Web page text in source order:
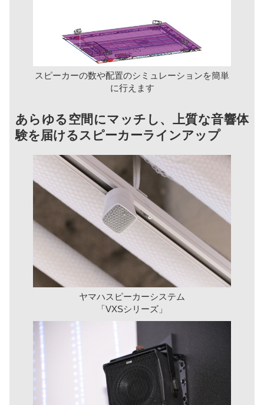
スピーカーの数や配置のシミュレーションを簡単
に行えます
あらゆる空間にマッチし、上質な音響体
験を届けるスピーカーラインアップ
ヤマハスピーカーシステム
「VXSシリーズ」